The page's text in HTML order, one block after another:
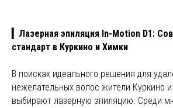
▎Лазерная эпиляция In-Motion D1:
стандарт в Куркино и Химки
В поисках идеального решения для
нежелательных волос жители Куркино
выбирают лазерную эпиляцию. Среди